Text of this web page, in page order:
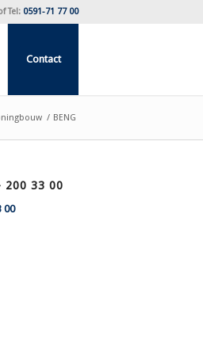
Tel: 0591-71 77 00
Contact
/ BENG
200 33 00
00